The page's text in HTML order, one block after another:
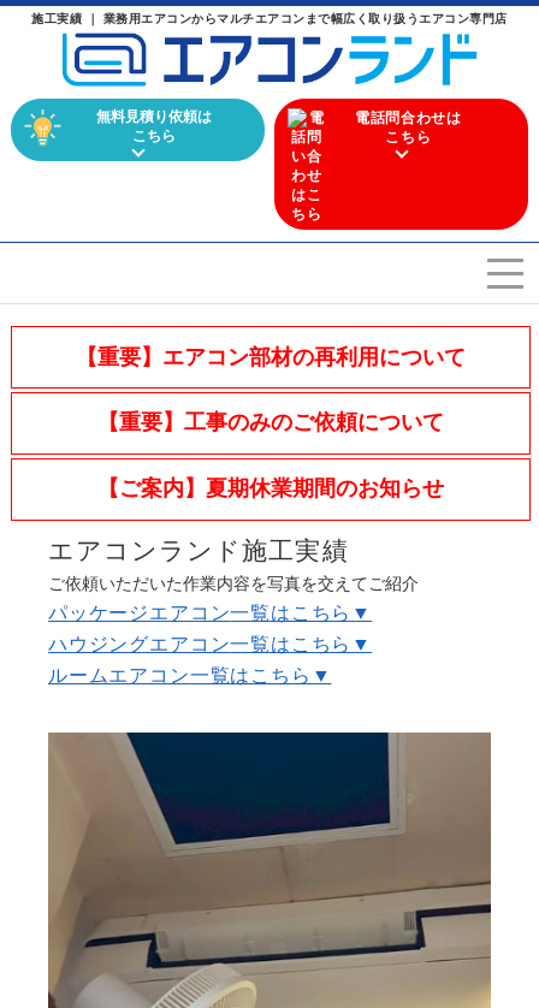
施工実績 ｜ 業務用エアコンからマルチエアコンまで幅広く取り扱うエアコン専門店
無料見積り依頼は
こちら
電話問合わせは
こちら
エアコンを選ぶ
Airconditioner search
店舗案内
Company
施工実績
Work
よくある質問
Question
お問い合わせ
Contact us
電話問い合わせはこちら
無料見積り依頼はこちら
【重要】エアコン部材の再利用について
【重要】工事のみのご依頼について
【ご案内】夏期休業期間のお知らせ
エアコンランド施工実績
ご依頼いただいた作業内容を写真を交えてご紹介
パッケージエアコン一覧はこちら▼
ハウジングエアコン一覧はこちら▼
ルームエアコン一覧はこちら▼